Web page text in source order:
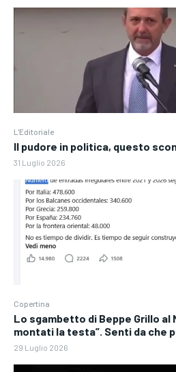
L'Editoriale
Il pudore in politica, questo
31 Luglio 2026
Copertina
Lo sgambetto di Beppe Grillo al
montati la testa”. Senti da che
29 Luglio 2026